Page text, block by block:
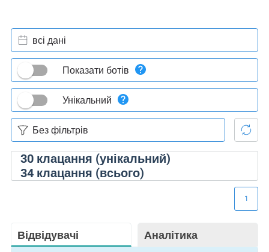
30клацання (унікальний)
34клацання (всього)
всі дані
Показати ботів
Унікальний
Відвідувачі Аналітика
1